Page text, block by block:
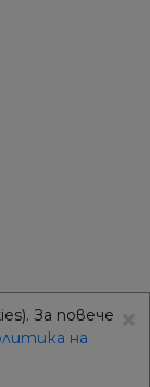
За повече
на